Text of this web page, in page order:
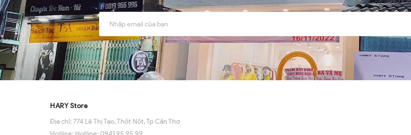
HARY Store
Địa chỉ:774 Lê Thị Tạo, Thốt Nốt, Tp Cần Thơ